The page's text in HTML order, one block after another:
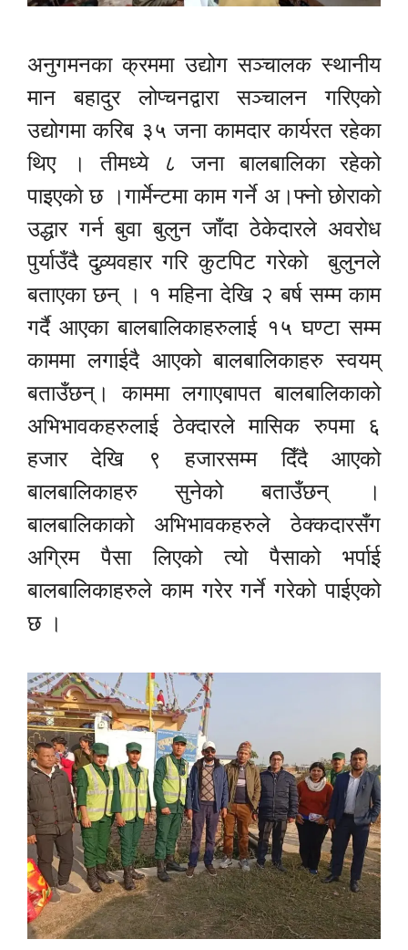
अनुगमनका क्रममा उद्योग सञ्चालक स्थानीय
मान बहादुर लोप्चनद्वारा सञ्चालन गरिएको
उद्योगमा करिब ३५ जना कामदार कार्यरत रहेका
थिए । तीमध्ये ८ जना बालबालिका रहेको
पाइएकाे छ ।गार्मेन्टमा काम गर्ने अ।फ्नाे छाेराकाे
उद्धार गर्न बुवा बुलुन जाँदा ठेकेदारले अवरोध
पुर्याउँदै दुव्र्यवहार गरि कुटपिट गरेकाे बुलुनले
बताएका छन् । १ महिना देखि २ बर्ष सम्म काम
गर्दै आएका बालबालिकाहरुलाई १५ घण्टा सम्म
काममा लगाईदै आएको बालबालिकाहरु स्वयम्
बताउँछन्। काममा लगाएबापत बालबालिकाको
अभिभावकहरुलाई ठेक्दारले मासिक रुपमा ६
हजार देखि ९ हजारसम्म दिँदै आएको
बालबालिकाहरु सुनेको बताउँछन् ।
बालबालिकाको अभिभावकहरुले ठेक्कदारसँग
अग्रिम पैसा लिएको त्यो पैसाको भर्पाई
बालबालिकाहरुले काम गरेर गर्ने गरेको पाईएको
छ ।